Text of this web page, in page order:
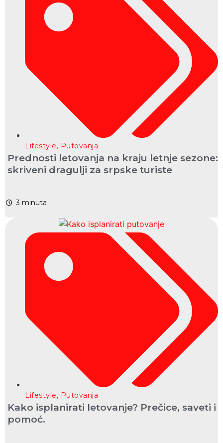
Lifestyle, Putovanja
Prednosti letovanja na kraju letnje sezone:
skriveni dragulji za srpske turiste
3 minuta
Lifestyle, Putovanja
Kako isplanirati letovanje? Prečice, saveti i
pomoć.